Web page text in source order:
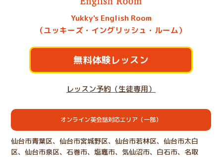
Yukky's English Room
（ユッキーズ・イングリッシュ・ルーム）
無料体験レッスン
レッスン予約（生徒専用）
オンライン英会話対応エリア（一部）
仙台市青葉区、仙台市宮城野区、仙台市若林区、仙台市太白
区、仙台市泉区、石巻市、塩竈市、気仙沼市、白石市、名取